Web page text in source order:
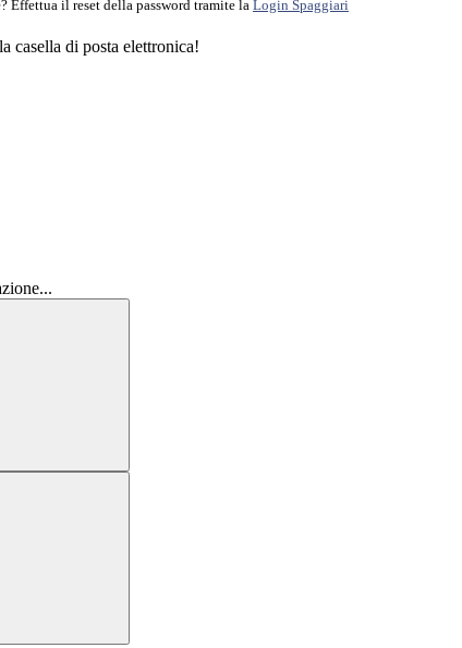
Effettua il reset della password tramite la Login Spaggiari
casella di posta elettronica!